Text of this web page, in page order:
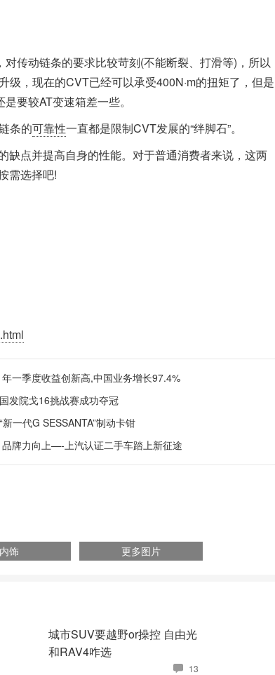
传动链条的要求比较苛刻(不能断裂、打滑等)，所以
，现在的CVT已经可以承受400N·m的扭矩了，但是
要较AT变速箱差一些。
条的可靠性一直都是限制CVT发展的“绊脚石”。
缺点并提高自身的性能。对于普通消费者来说，这两
需选择吧!
一季度收益创新高,中国业务增长97.4%
发院戈16挑战赛成功夺冠
一代G SESSANTA”制动卡钳
牌力向上—-上汽认证二手车踏上新征途
内饰 更多图片
城市SUV要越野or操控 自由光
和RAV4咋选
13